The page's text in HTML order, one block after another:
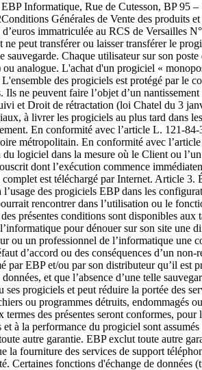
Informatique, Rue de Cutesson, BP 95
Générales de Vente des produits
immatriculée au RCS de Versailles
peut transférer ou laisser transférer le
Chaque utilisateur sur son
analogue. L'achat d'un progiciel «
des progiciels est protégé par
ne peuvent faire l’objet d’un
et Droit de rétractation (loi Chatel du 3
à livrer les progiciels au plus tard dans
En conformité avec l’article L. 121-
métropolitain. En conformité avec
logiciel dans la mesure où le Client ou
dont l’exécution commence
est téléchargé par Internet. Article 3.
des progiciels EBP dans les
rencontrer dans l’utilisation ou le
présentes conditions sont disponibles
pour dénouer sur son site une
ou un professionnel de l’informatique une
d’accord ou des conséquences d’un
EBP et/ou par son distributeur qu’il est
et que l’absence d’une telle
progiciels et peut réduire la portée des
ou programmes détruits, endommagés
des présentes seront conformes,
à la performance du progiciel sont
autre garantie. EBP exclut toute autre
fourniture des services de support
Certaines fonctions d'échange de données (transfert de fichiers xml ou autres) vers une application tierce ne seront effectives que si le contrat de services correspondant est souscrit auprès d'EBP en sus d'éventuels autres abonnement auprès de tiers. Article 7. Limitations de responsabilité Sauf disposition contraire d’ordre public, EBP ou ses fournisseurs ne seront en aucun cas responsables à raison de préjudices directs ou indirects (y compris les manques à gagner, interruptions d’activité, pertes d’informations ou autres pertes de nature pécuniaire) résultant d’un retard ou d’un manquement commis par EBP dans la fourniture ou l’absence de fourniture des services de support, alors même qu'EBP ou ses fournisseurs auraient été informés de l'éventualité de tels préjudices. EBP ne peut être rendu responsable d’un fonctionnement non conforme, d’un dysfonctionnement, d’une inaptitude particulière ou d’une absence de fonctionnalité dans l'un de ses progiciels. En outre, le CLIENT reconnaît que EBP et ses fournisseurs ne seront responsables à raison d’aucun manque à gagner subi par un tiers et d'aucune réclamation ou action en justice dirigée ou intentée contre le CLIENT par un tiers. En toute hypothèse, la responsabilité d' EBP ou de ses fournisseurs, quelle qu'en soit la cause ou le fondement, ne saurait excéder, au total, les sommes payées par le CLIENT à EBP (ou à son distributeur) pour la fourniture du progiciel ou du service au titre du contrat d’assistance. L’utilisateur reconnaît avoir évalué le logiciel de façon approfondie par une démonstration ou un test réel pour vérifier qu’il est en adéquation avec ses besoins. Article 8. Dispositions finales Ces conditions générales de vente interviennent pour toutes commandes du Client faites verbalement ou bien passées par téléphone, fax, courrier, email, formulaire électronique à l'attention du service clients d’EBP ou d’un distributeur EBP. La validation d’un formulaire en ligne vaut acceptation par le client des présentes CGV dès lors que ce dernier a coché la case prévue à cet effet sur le formulaire. Les CGV font partie intégrale du contrat de licence et sont opposables au Client ou ses préposés. Conformément à la Loi « Informatique et libertés » du 6 janvier 1978, le Client dispose d'un droit d'accès et de rectification aux données le concernant. Pour tout litige, il sera fait attribution de juridiction devant les tribunaux du ressort de Versailles, même en cas de pluralité de défendeurs ou d’appel en garantie. B. Contrat de services EBP ENTRE : La société EBP Informatique SA, au Capital d’un million d’euros ayant son siège Rue de Cutesson 78513 Rambouillet Cedex et immatriculée au RCS de Versailles sous le N° B330 838 947, d'une part ET le souscripteur du présent « contrat de services EBP » ci après dénommé le « Client », d'autre part, Il a été convenu et arrêté ce qui suit : Article 1. Objet du contrat Par le présent contrat, EBP s'engage à assister son client lors de l'utilisation normale des logiciels édités par EBP implantés au siège de l’entreprise du Client et/ou sur les sites géographiques déclarés par le client. La nature des prestations offertes, les heures d’ouverture du service support clients, les conditions tarifaires et les niveaux de prestation figurent dans les documents annexes